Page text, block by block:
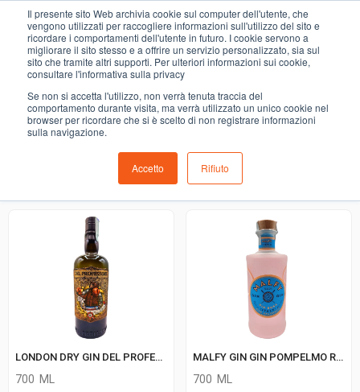
Il presente sito Web archivia cookie sul computer dell'utente, che
vengono utilizzati per raccogliere informazioni sull'utilizzo del sito e
ricordare i comportamenti dell'utente in futuro. I cookie servono a
migliorare il sito stesso e a offrire un servizio personalizzato, sia sul
sito che tramite altri supporti. Per ulteriori informazioni sui cookie,
consultare l'informativa sulla privacy
Se non si accetta l'utilizzo, non verrà tenuta traccia del
comportamento durante visita, ma verrà utilizzato un unico cookie nel
browser per ricordare che si è scelto di non registrare informazioni
sulla navigazione.
Accetto Rifiuto
LIQUORI
COMING SOON
gastronomia e del menù settimanale devono essere indicati
nello spazio apposito in sede di checkout
LONDON DRY GIN DEL PROFESSORE
700 ML
MALFY GIN GIN POMPELMO ROSA
700 ML